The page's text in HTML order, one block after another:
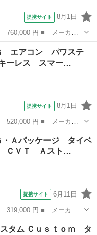
提携サイト 8月1日
タム ■ グレード名：
ビ ＤＶＤ再生 ミュー
エアコン パワステ
ーレス スマー…
提携サイト 8月1日
グレード名： Ｇ エア
ス スマートキー ベン
・Ａパッケージ タイベ
ＣＶＴ Ａスト…
提携サイト 6月11日
レード名： Ｇ・Ａパ
Ｔ Ａストップ スマー
タム Ｃｕｓｔｏｍ タ